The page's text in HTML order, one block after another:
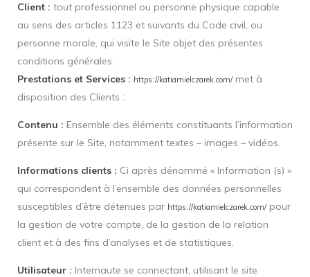
Client : tout professionnel ou personne physique capable
au sens des articles 1123 et suivants du Code civil, ou
personne morale, qui visite le Site objet des présentes
conditions générales.
Prestations et Services : https://katiamielczarek.com/met à
disposition des Clients :
Contenu : Ensemble des éléments constituants l’information
présente sur le Site, notamment textes – images – vidéos.
Informations clients : Ci après dénommé « Information (s) »
qui correspondent à l’ensemble des données personnelles
susceptibles d’être détenues par https://katiamielczarek.com/pour
la gestion de votre compte, de la gestion de la relation
client et à des fins d’analyses et de statistiques.
Utilisateur : Internaute se connectant, utilisant le site